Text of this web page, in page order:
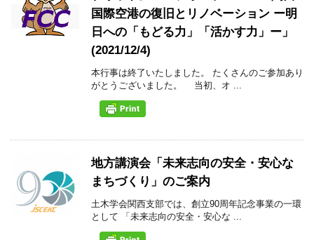
国際空港の復旧とリノベーション ー明
日への「もどる力」「活かす力」ー」
(2021/12/4)
本行事は終了いたしました。 たくさんのご参加あり
がとうございました。 当初、オ ...
地方講演会「未来志向の安全・安心な
まちづくり」のご案内
土木学会関西支部では、創立90周年記念事業の一環
として 「未来志向の安全・安心な ...